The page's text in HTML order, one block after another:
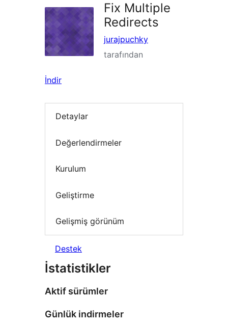
Fix Multiple
Redirects
jurajpuchky
tarafından
İndir
Detaylar
Değerlendirmeler
Kurulum
Geliştirme
Gelişmiş görünüm
Destek
İstatistikler
Aktif sürümler
Günlük indirmeler